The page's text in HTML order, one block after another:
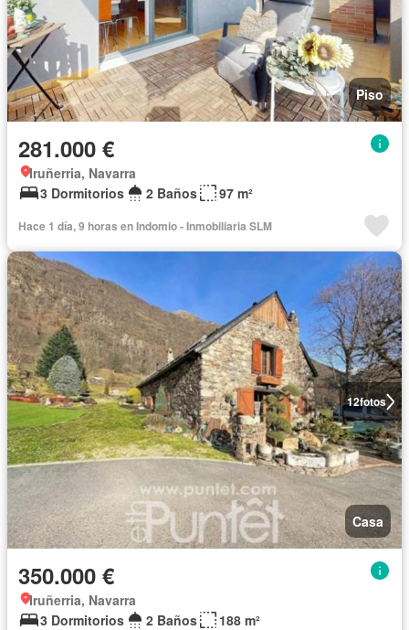
Piso
281.000 €
Iruñerria, Navarra
3 Dormitorios
2 Baños 97 m²
Hace 1 día, 9 horas en Indomio - Inmobiliaria SLM
12fotos
Casa
350.000 €
Iruñerria, Navarra
3 Dormitorios
2 Baños
188 m²